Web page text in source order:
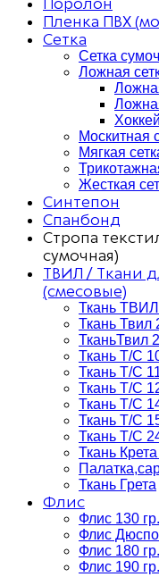
Пленка ПВХ
Сетка
Сетка
Ложная
Москитная
Мягкая
Жесткая
Синтепон
Спанбонд
Стропа
сумочная)
ТВИЛ / Ткани
(смесовые)
Ткань ТВИЛ
Ткань Твил
ТканьТвил
Ткань Т/C
Ткань Т/C
Ткань Т/C
Ткань Т/C
Ткань Т/C
Ткань Т/C
Ткань
Ткань Грета
Флис
Флис 130
Флис Дюспо
Флис 180
Флис 190